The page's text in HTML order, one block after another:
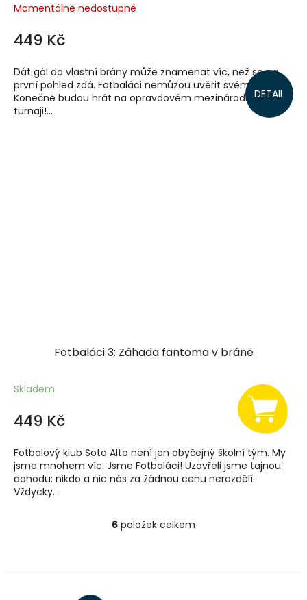
Momentálně nedostupné
449 Kč
DETAIL
Dát gól do vlastní brány může znamenat víc, než se na
první pohled zdá. Fotbaláci nemůžou uvěřit svému štěstí.
Konečně budou hrát na opravdovém mezinárodním
turnaji!...
Fotbaláci 3: Záhada fantoma v bráně
Skladem
449 Kč
Fotbalový klub Soto Alto není jen obyčejný školní tým. My
jsme mnohem víc. Jsme Fotbaláci! Uzavřeli jsme tajnou
dohodu: nikdo a nic nás za žádnou cenu nerozdělí.
Vždycky...
O
6 položek celkem